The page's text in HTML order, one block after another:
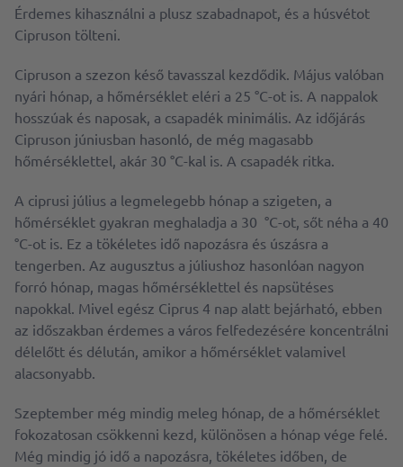
Érdemes kihasználni a plusz szabadnapot, és a húsvétot
Cipruson tölteni.
Cipruson a szezon késő tavasszal kezdődik. Május valóban
nyári hónap, a hőmérséklet eléri a 25 °C-ot is. A nappalok
hosszúak és naposak, a csapadék minimális. Az időjárás
Cipruson júniusban hasonló, de még magasabb
hőmérséklettel, akár 30 °C-kal is. A csapadék ritka.
A ciprusi július a legmelegebb hónap a szigeten, a
hőmérséklet gyakran meghaladja a 30 °C-ot, sőt néha a 40
°C-ot is. Ez a tökéletes idő napozásra és úszásra a
tengerben. Az augusztus a júliushoz hasonlóan nagyon
forró hónap, magas hőmérséklettel és napsütéses
napokkal. Mivel egész Ciprus 4 nap alatt bejárható, ebben
az időszakban érdemes a város felfedezésére koncentrálni
délelőtt és délután, amikor a hőmérséklet valamivel
alacsonyabb.
Szeptember még mindig meleg hónap, de a hőmérséklet
fokozatosan csökkenni kezd, különösen a hónap vége felé.
Még mindig jó idő a napozásra, tökéletes időben, de